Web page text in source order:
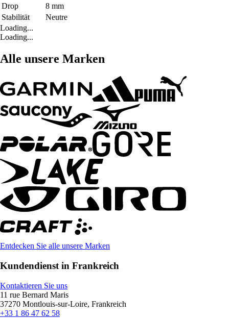
Drop
8 mm
Stabilität
Neutre
Loading...
Loading...
Alle unsere Marken
Entdecken Sie alle unsere Marken
Kundendienst in Frankreich
Kontaktieren Sie uns
11 rue Bernard Maris
37270 Montlouis-sur-Loire, Frankreich
+33 1 86 47 62 58